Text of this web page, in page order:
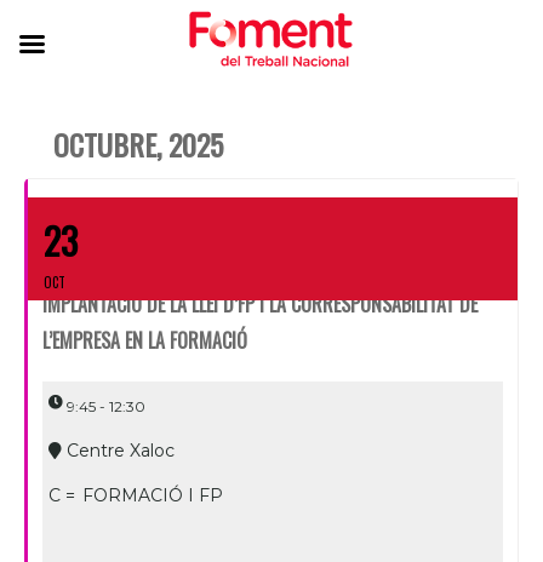
OCTUBRE, 2025
23
OCT
IMPLANTACIÓ DE LA LLEI D’FP I LA CORRESPONSABILITAT DE
L’EMPRESA EN LA FORMACIÓ
9:45 - 12:30
Centre Xaloc
C = FORMACIÓ I FP